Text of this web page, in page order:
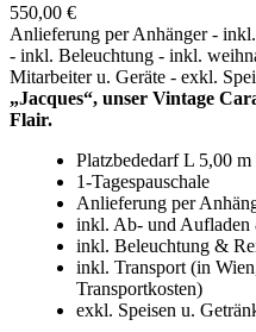
550,00 €
Anlieferung per Anhänger -
- inkl. Beleuchtung - inkl.
Mitarbeiter u. Geräte - exkl.
„Jacques“, unser Vintage
Flair.
Platzbededarf L 5,00
1-Tagespauschale
Anlieferung per
inkl. Ab- und Aufladen
inkl. Beleuchtung &
inkl. Transport (in
Transportkosten)
exkl. Speisen u.